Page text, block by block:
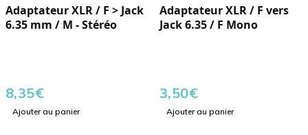
Adaptateur XLR / F > Jack
6.35 mm / M - Stéréo
8,35€
Ajouter au panier
Adaptateur XLR / F vers
Jack 6.35 / F Mono
3,50€
Ajouter au panier